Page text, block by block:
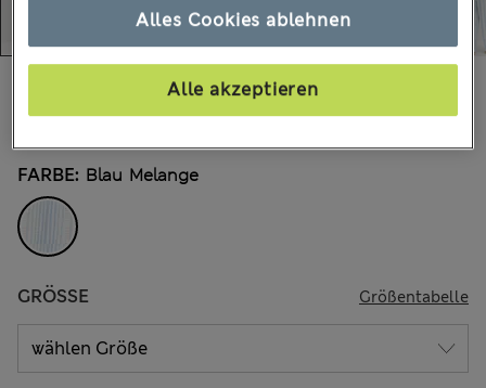
27 Bewertungen
Alle Preise enthalten Steuern und Abgaben
FARBE: Blau Melange
GRÖSSE Größentabelle
Alles Cookies ablehnen
Alle akzeptieren